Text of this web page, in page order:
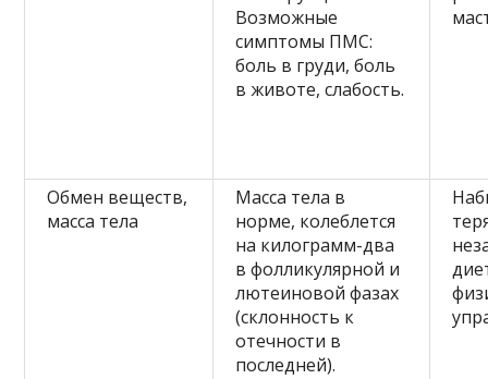
Возможные
симптомы ПМС:
боль в груди, боль
в животе, слабость.
Обмен веществ,
масса тела
Масса тела в
норме, колеблется
на килограмм-два
в фолликулярной и
лютеиновой фазах
(склонность к
отечности в
последней).